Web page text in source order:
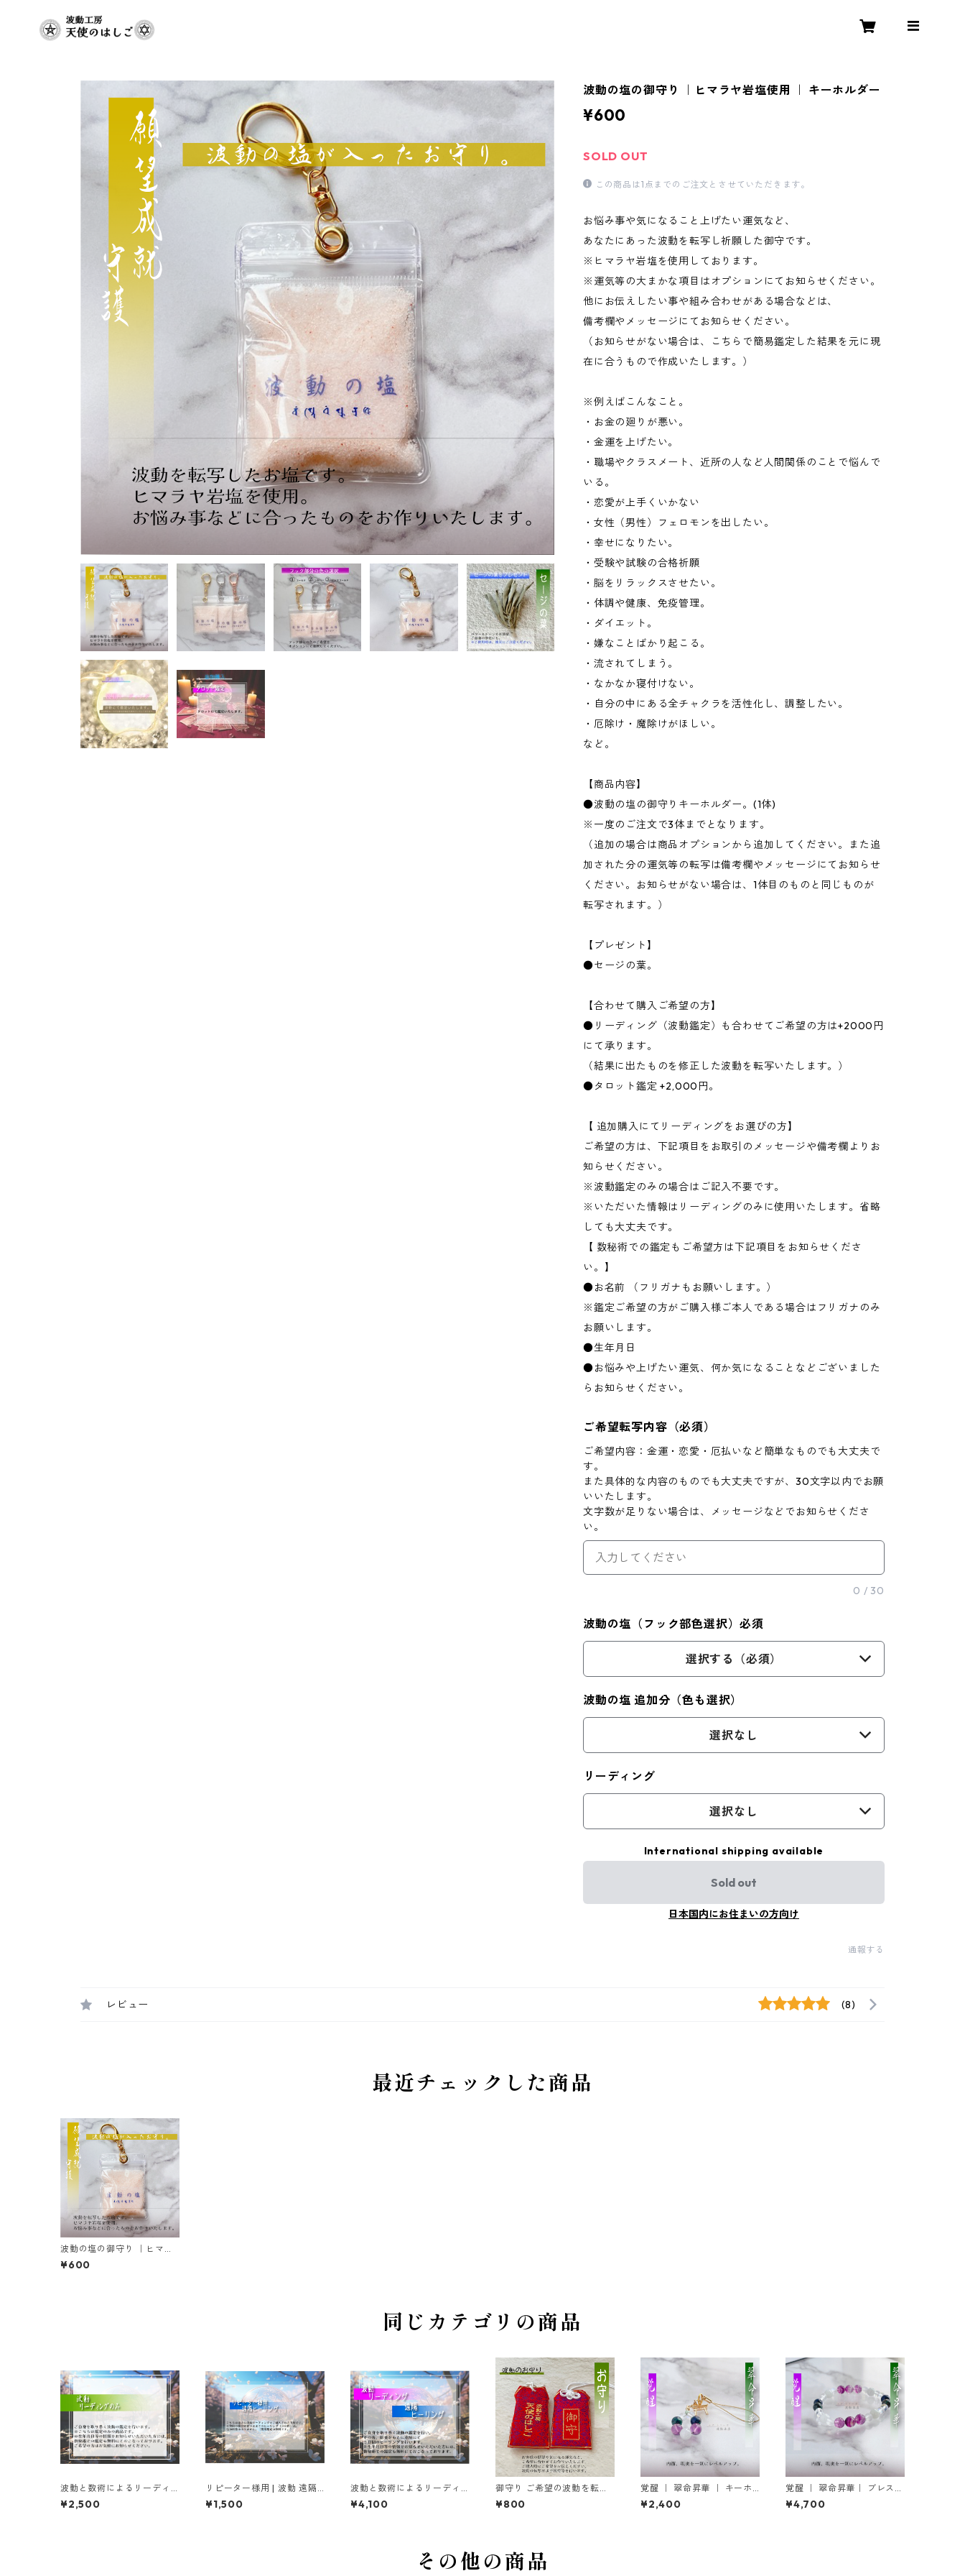
波動の塩の御守り ｜ヒマラヤ岩塩使用 ｜ キーホルダー
¥600
SOLD OUT
この商品は1点までのご注文とさせていただきます。
お悩み事や気になること上げたい運気など、
あなたにあった波動を転写し祈願した御守です。
※ヒマラヤ岩塩を使用しております。
※運気等の大まかな項目はオプションにてお知らせください。
他にお伝えしたい事や組み合わせがある場合などは、
備考欄やメッセージにてお知らせください。
（お知らせがない場合は、こちらで簡易鑑定した結果を元に現
在に合うもので作成いたします。）
※例えばこんなこと。
・お金の廻りが悪い。
・金運を上げたい。
・職場やクラスメート、近所の人など人間関係のことで悩んで
いる。
・恋愛が上手くいかない
・女性（男性）フェロモンを出したい。
・幸せになりたい。
・受験や試験の合格祈願
・脳をリラックスさせたい。
・体調や健康、免疫管理。
・ダイエット。
・嫌なことばかり起こる。
・流されてしまう。
・なかなか寝付けない。
・自分の中にある全チャクラを活性化し、調整したい。
・厄除け・魔除けがほしい。
など。
【商品内容】
●波動の塩の御守りキーホルダー。(1体)
※一度のご注文で3体までとなります。
（追加の場合は商品オプションから追加してください。また追
加された分の運気等の転写は備考欄やメッセージにてお知らせ
ください。お知らせがない場合は、1体目のものと同じものが
転写されます。）
【プレゼント】
●セージの葉。
【合わせて購入ご希望の方】
●リーディング（波動鑑定）も合わせてご希望の方は+2000円
にて承ります。
（結果に出たものを修正した波動を転写いたします。）
●タロット鑑定 +2,000円。
【 追加購入にてリーディングをお選びの方】
ご希望の方は、下記項目をお取引のメッセージや備考欄よりお
知らせください。
※波動鑑定のみの場合はご記入不要です。
※いただいた情報はリーディングのみに使用いたします。省略
しても大丈夫です。
【 数秘術での鑑定もご希望方は下記項目をお知らせくださ
い。】
●お名前 （フリガナもお願いします。）
※鑑定ご希望の方がご購入様ご本人である場合はフリガナのみ
お願いします。
●生年月日
●お悩みや上げたい運気、何か気になることなどございました
らお知らせください。
ご希望転写内容（必須）
ご希望内容：金運・恋愛・厄払いなど簡単なものでも大丈夫で
す。
また具体的な内容のものでも大丈夫ですが、30文字以内でお願
いいたします。
文字数が足りない場合は、メッセージなどでお知らせくださ
い。
0 / 30
波動の塩（フック部色選択）必須
選択する（必須）
波動の塩 追加分（色も選択）
選択なし
リーディング
選択なし
International shipping available
Sold out
日本国内にお住まいの方向け
通報する
レビュー (8)
最近チェックした商品
波動の塩の御守り ｜ヒマラ
ヤ岩塩使用 ｜ キーホルダー
¥600
同じカテゴリの商品
波動と数術によるリーディ
ング（鑑定）のみ 鑑定書
¥2,500
リピーター様用 | 波動 遠隔
ヒーリング
¥1,500
波動と数術によるリーディ
ング 遠隔ヒーリング 鑑定書
¥4,100
御守り ご希望の波動を転写
（転写後祈祷等行います）
¥800
覚醒 ｜ 翠命昇華 ｜ キーホ
ルダーの御守り
¥2,400
覚醒 ｜ 翠命昇華｜ ブレスレ
ットの御守り
¥4,700
その他の商品